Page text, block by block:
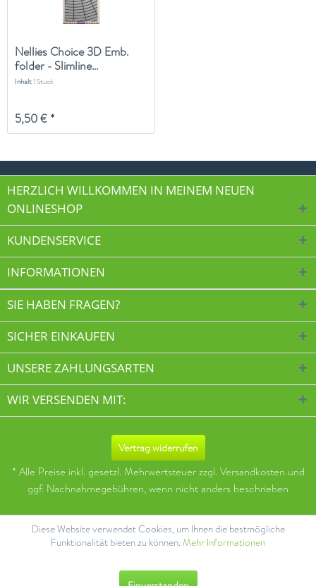
Nellies Choice 3D Emb.
folder - Slimline...
Inhalt1 Stück
5,50 € *
HERZLICH WILLKOMMEN IN MEINEM NEUEN
ONLINESHOP
KUNDENSERVICE
INFORMATIONEN
SIE HABEN FRAGEN?
SICHER EINKAUFEN
UNSERE ZAHLUNGSARTEN
WIR VERSENDEN MIT:
Vertrag widerrufen
* Alle Preise inkl. gesetzl. Mehrwertsteuer zzgl. Versandkosten und
ggf. Nachnahmegebühren, wenn nicht anders beschrieben
Diese Website verwendet Cookies, um Ihnen die bestmögliche
Funktionalität bieten zu können. Mehr Informationen